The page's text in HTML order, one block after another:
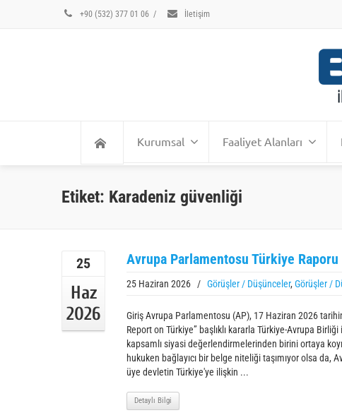
+90 (532) 377 01 06 / İletişim
Kurumsal Faaliyet Alanları
Etiket: Karadeniz güvenliği
25
Haz
2026
Avrupa Parlamentosu Türkiye
25 Haziran 2026 / Görüşler / Düşünceler, Görüşler /
Giriş Avrupa Parlamentosu (AP), 17 Haziran 2026
Report on Türkiye” başlıklı kararla Türkiye-Avrupa
kapsamlı siyasi değerlendirmelerinden birini ortaya
hukuken bağlayıcı bir belge niteliği taşımıyor olsa da,
üye devletin Türkiye'ye ilişkin ...
Detaylı Bilgi